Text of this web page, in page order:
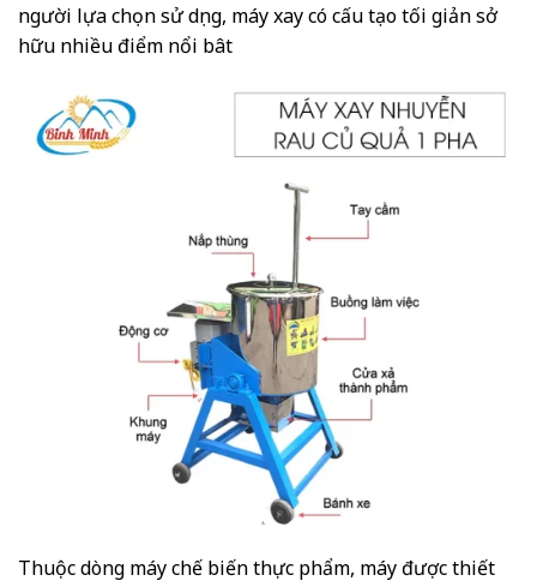
người lựa chọn sử dụng, máy xay có cấu tạo tối giản sở
hữu nhiều điểm nổi bât
Thuộc dòng máy chế biến thực phẩm, máy được thiết